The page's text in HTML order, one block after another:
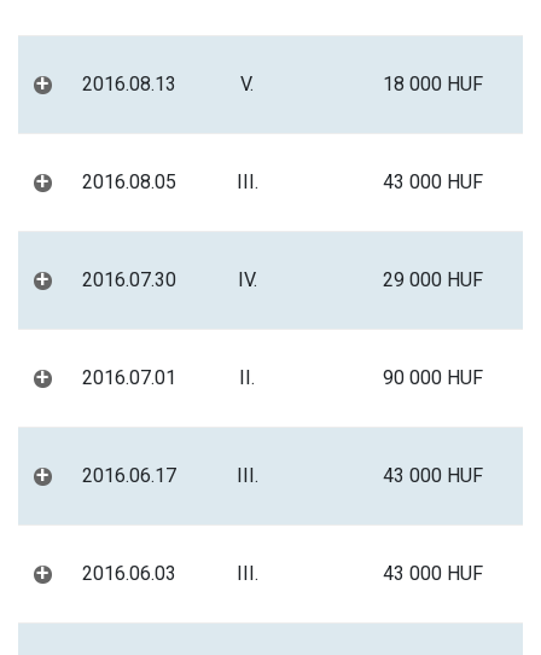
+ 2016.08.13 V. 18 000 HUF
+ 2016.08.05 III. 43 000 HUF
+ 2016.07.30 IV. 29 000 HUF
+ 2016.07.01 II. 90 000 HUF
+ 2016.06.17 III. 43 000 HUF
+ 2016.06.03 III. 43 000 HUF